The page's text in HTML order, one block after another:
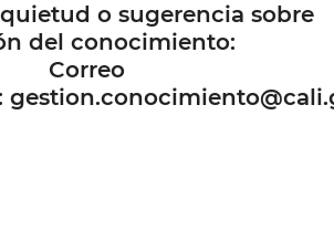
o sugerencia sobre
del conocimiento:
Correo